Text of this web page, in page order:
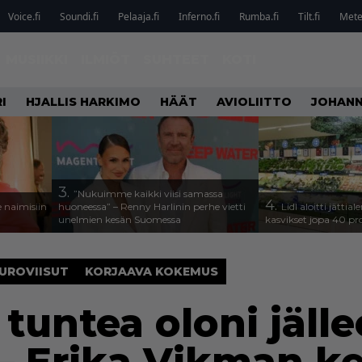
Voice.fi Soundi.fi Pelaaja.fi Inferno.fi Rumba.fi Tilt.fi
HJALLIS HARKIMO HÄÄT AVIOLIITTO
naimisiin
3. ”Nukuimme kaikki viisi samassa
huoneessa” – Renny Harlinin perhe vietti
unelmien kesän Suomessa
4. Lidl aloitti
kasvikset jopa 40
KORJAAVA KOKEMUS
tuntea oloni